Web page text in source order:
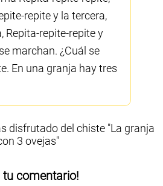
repite y la tercera,
Repita-repite-repite y
marchan. ¿Cuál se
En una granja hay tres
disfrutado del chiste "La granja
3 ovejas"
tu comentario!